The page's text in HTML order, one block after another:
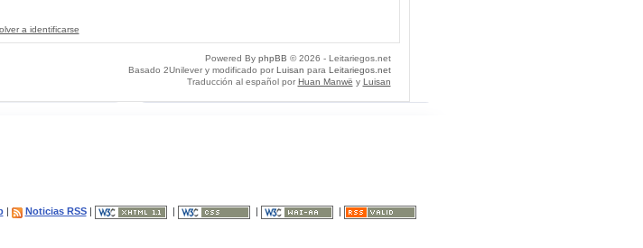
a identificarse
Powered By phpBB © 2026 - Leitariegos.net
Basado 2Unilever y modificado por Luisan para Leitariegos.net
Traducción al español por Huan Manwë y Luisan
| Noticias RSS|